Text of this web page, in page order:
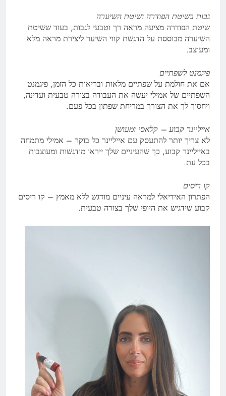
גבות בשיטת הפודרה ושיטת השיערה
שיטת הפודרה מציעה מראה רך וטבעי לגבות, בעוד ששיטת
השיערה מבוססת על הדגשת קווי השיער ליצירת מראה מלא
ומעוצב.
פיגמנט לשפתיים
אם את חולמת על שפתיים מלאות ובריאות כל הזמן, פיגמנט
השפתיים של אמילי יעשה את העבודה בצורה טבעית ועדינה,
ויחסוך לך את הצורך במריחת שפתון בכל פעם.
אייליינר קבוע – קלאסי ומעושן
לא צריך יותר להתעסק עם אייליינר כל בוקר – אמילי מתמחה
באייליינר קבוע, כך שהעיניים שלך ייראו מודגשות ומעוצבות
בכל עת.
קו ריסים
הפתרון האידיאלי למראה עיניים מודגש ללא מאמץ – קו ריסים
קבוע שידגיש את היופי שלך בצורה טבעית.